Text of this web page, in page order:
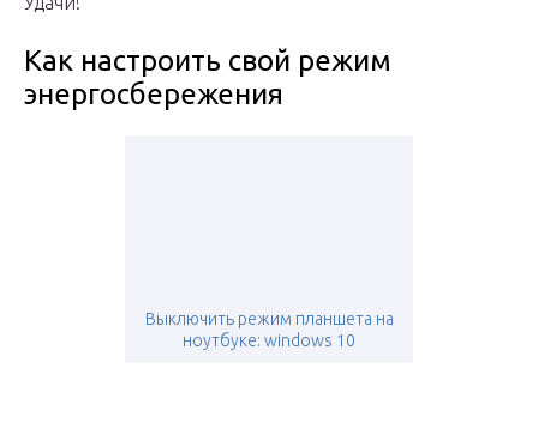
Как настроить свой режим
энергосбережения
Выключить режим планшета на
ноутбуке: windows 10